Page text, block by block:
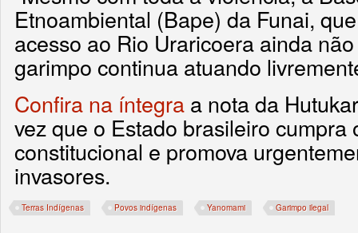
Etnoambiental (Bape) da Funai,
acesso ao Rio Uraricoera ainda
garimpo continua atuando
Confira na íntegra a nota da
vez que o Estado brasileiro cumpra
constitucional e promova
invasores.
Terras Indígenas Povos indígenas Yanomami Garimpo ilegal